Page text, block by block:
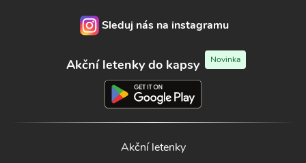
Sleduj nás na instagramu
Akční letenky do kapsy Novinka
Akční letenky